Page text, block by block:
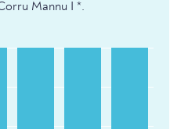
Mannu I *.